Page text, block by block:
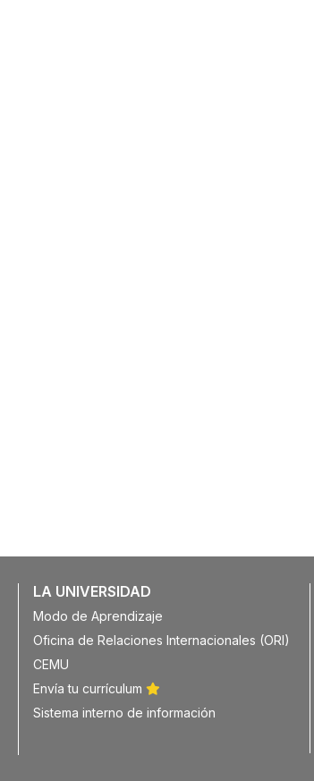
LA UNIVERSIDAD
Modo de Aprendizaje
Oficina de Relaciones Internacionales (ORI)
CEMU
Envía tu currículum
Sistema interno de información